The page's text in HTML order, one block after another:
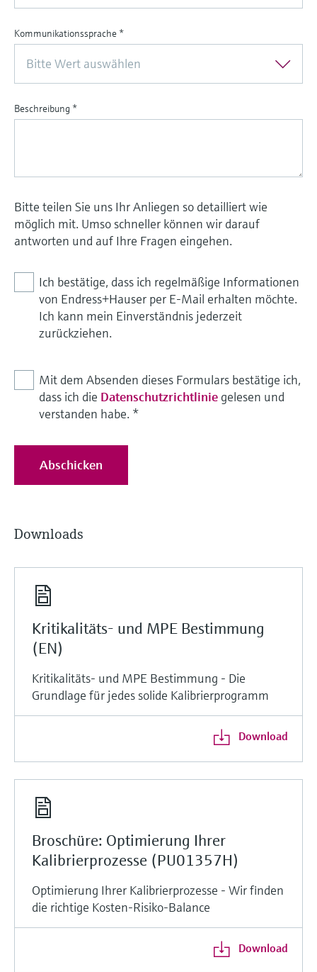
Kommunikationssprache *
Bitte Wert auswählen
Beschreibung *
Bitte teilen Sie uns Ihr Anliegen so detailliert wie
möglich mit. Umso schneller können wir darauf
antworten und auf Ihre Fragen eingehen.
Ich bestätige, dass ich regelmäßige Informationen
von Endress+Hauser per E-Mail erhalten möchte.
Ich kann mein Einverständnis jederzeit
zurückziehen.
Mit dem Absenden dieses Formulars bestätige ich,
dass ich die Datenschutzrichtlinie gelesen und
verstanden habe. *
Abschicken
Downloads
Kritikalitäts- und MPE Bestimmung
(EN)
Kritikalitäts- und MPE Bestimmung - Die
Grundlage für jedes solide Kalibrierprogramm
Download
Broschüre: Optimierung Ihrer
Kalibrierprozesse (PU01357H)
Optimierung Ihrer Kalibrierprozesse - Wir finden
die richtige Kosten-Risiko-Balance
Download